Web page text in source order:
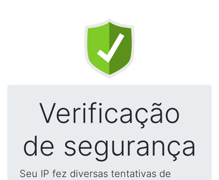
Verificação
de segurança
Seu IP fez diversas tentativas de